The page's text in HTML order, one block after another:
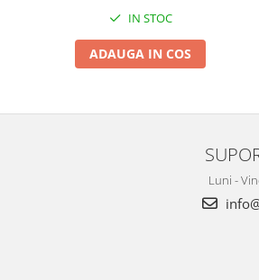
IN STOC
ADAUGA IN COS
Luni -